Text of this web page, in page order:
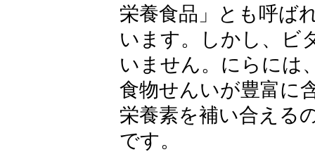
栄養食品」とも呼ば
います。しかし、ビ
いません。にらには
食物せんいが豊富に
栄養素を補い合える
です。